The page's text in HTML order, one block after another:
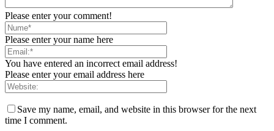
Please enter your comment!
Please enter your name here
You have entered an incorrect email address!
Please enter your email address here
Save my name, email, and website in this browser for the next
time I comment.